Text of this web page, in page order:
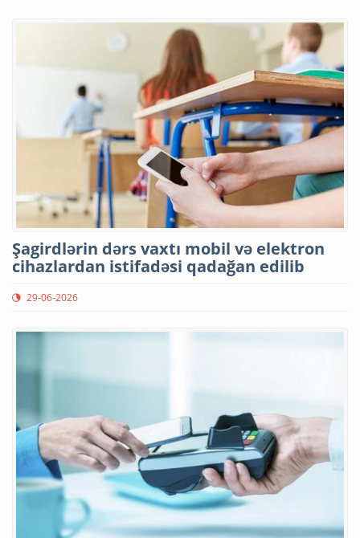
Şagirdlərin dərs vaxtı mobil və elektron
cihazlardan istifadəsi qadağan edilib
29-06-2026